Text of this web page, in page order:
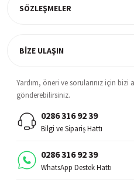
SÖZLEŞMELER
BİZE ULAŞIN
Yardım, öneri ve sorularınız için
gönderebilirsiniz.
0286 316 92 39
Bilgi ve Sipariş Hattı
0286 316 92 39
WhatsApp Destek Hattı